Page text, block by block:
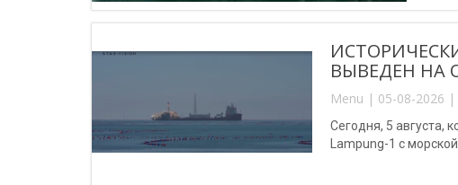
ВЫВЕДЕН НА
Menu | 05-08-2026 |
Сегодня, 5 августа,
Lampung-1 с